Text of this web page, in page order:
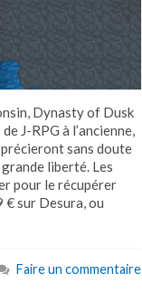
Dynasty of Dusk
J-RPG à l’ancienne,
sans doute
liberté. Les
pour le récupérer
€ sur Desura, ou
Faire un commentaire